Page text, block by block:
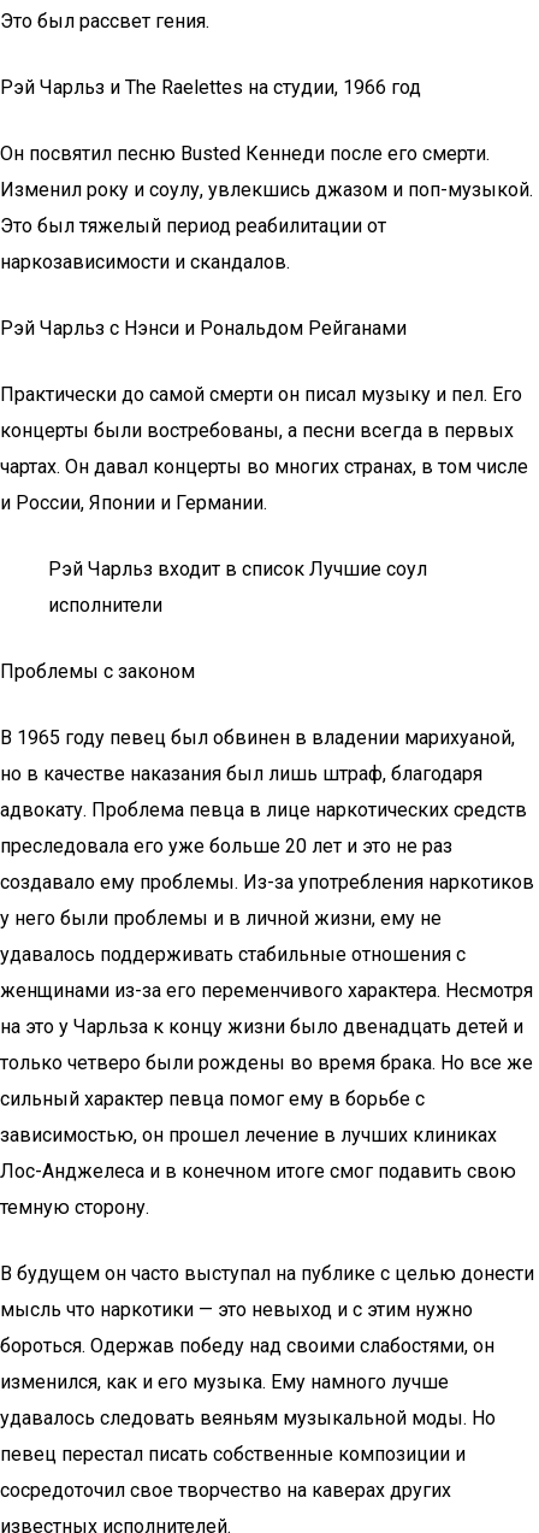
Это был рассвет гения.
Рэй Чарльз и The Raelettes на студии, 1966 год
Он посвятил песню Busted Кеннеди после его смерти.
Изменил року и соулу, увлекшись джазом и поп-музыкой.
Это был тяжелый период реабилитации от
наркозависимости и скандалов.
Рэй Чарльз с Нэнси и Рональдом Рейганами
Практически до самой смерти он писал музыку и пел. Его
концерты были востребованы, а песни всегда в первых
чартах. Он давал концерты во многих странах, в том числе
и России, Японии и Германии.
Рэй Чарльз входит в список Лучшие соул
исполнители
Проблемы с законом
В 1965 году певец был обвинен в владении марихуаной,
но в качестве наказания был лишь штраф, благодаря
адвокату. Проблема певца в лице наркотических средств
преследовала его уже больше 20 лет и это не раз
создавало ему проблемы. Из-за употребления наркотиков
у него были проблемы и в личной жизни, ему не
удавалось поддерживать стабильные отношения с
женщинами из-за его переменчивого характера. Несмотря
на это у Чарльза к концу жизни было двенадцать детей и
только четверо были рождены во время брака. Но все же
сильный характер певца помог ему в борьбе с
зависимостью, он прошел лечение в лучших клиниках
Лос-Анджелеса и в конечном итоге смог подавить свою
темную сторону.
В будущем он часто выступал на публике с целью донести
мысль что наркотики — это невыход и с этим нужно
бороться. Одержав победу над своими слабостями, он
изменился, как и его музыка. Ему намного лучше
удавалось следовать веяньям музыкальной моды. Но
певец перестал писать собственные композиции и
сосредоточил свое творчество на каверах других
известных исполнителей.